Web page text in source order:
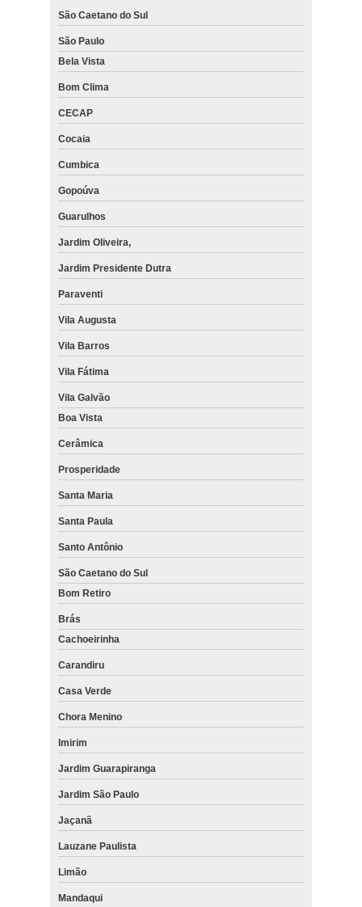
São Caetano do Sul
São Paulo
Bela Vista
Bom Clima
CECAP
Cocaia
Cumbica
Gopoúva
Guarulhos
Jardim Oliveira,
Jardim Presidente Dutra
Paraventi
Vila Augusta
Vila Barros
Vila Fátima
Vila Galvão
Boa Vista
Cerâmica
Prosperidade
Santa Maria
Santa Paula
Santo Antônio
São Caetano do Sul
Bom Retiro
Brás
Cachoeirinha
Carandiru
Casa Verde
Chora Menino
Imirim
Jardim Guarapiranga
Jardim São Paulo
Jaçanã
Lauzane Paulista
Limão
Mandaqui